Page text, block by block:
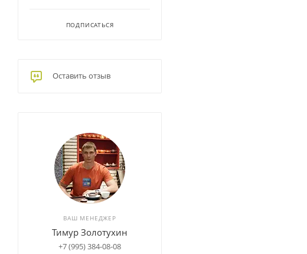
ПОДПИСАТЬСЯ
Оставить отзыв
ВАШ МЕНЕДЖЕР
Тимур Золотухин
+7 (995) 384-08-08